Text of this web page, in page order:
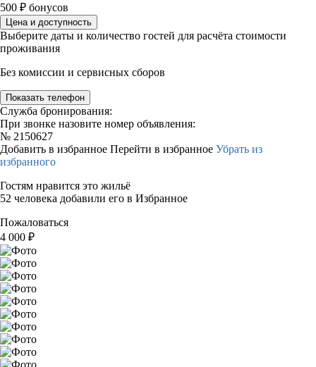
500 ₽ бонусов
Цена и доступность
Выберите даты и количество гостей для расчёта стоимости
проживания
Без комиссии и сервисных сборов
Показать телефон
Служба бронирования:
При звонке назовите номер объявления:
№ 2150627
Добавить в избранное Перейти в избранное Убрать из
избранного
Гостям нравится это жильё
52 человека добавили его в Избранное
Пожаловаться
4 000 ₽